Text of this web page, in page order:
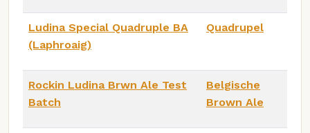
Ludina Special Quadruple BA
(Laphroaig)
Quadrupel
Rockin Ludina Brwn Ale Test
Batch
Belgische
Brown Ale